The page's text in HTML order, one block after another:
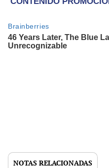
NOTAS RELACIONADAS